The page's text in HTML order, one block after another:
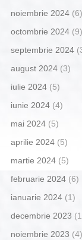
noiembrie 2024(6)
octombrie 2024(9)
septembrie 2024
august 2024(3)
iulie 2024(5)
iunie 2024(4)
mai 2024(5)
aprilie 2024(5)
martie 2024(5)
februarie 2024(6)
ianuarie 2024(1)
decembrie 2023
noiembrie 2023 (4)